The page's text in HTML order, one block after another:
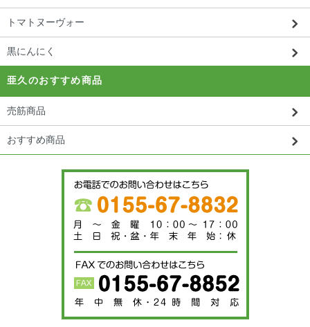
トマトヌーヴォー
黒にんにく
亜久のおすすめ商品
売筋商品
おすすめ商品